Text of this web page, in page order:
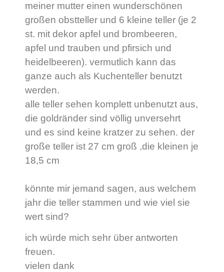
meiner mutter einen wunderschönen
großen obstteller und 6 kleine teller (je 2
st. mit dekor apfel und brombeeren,
apfel und trauben und pfirsich und
heidelbeeren). vermutlich kann das
ganze auch als Kuchenteller benutzt
werden.
alle teller sehen komplett unbenutzt aus,
die goldränder sind völlig unversehrt
und es sind keine kratzer zu sehen. der
große teller ist 27 cm groß ,die kleinen je
18,5 cm
könnte mir jemand sagen, aus welchem
jahr die teller stammen und wie viel sie
wert sind?
ich würde mich sehr über antworten
freuen.
vielen dank